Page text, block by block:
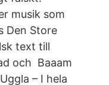
musik som
Den Store
text till
och Baaam
– I hela